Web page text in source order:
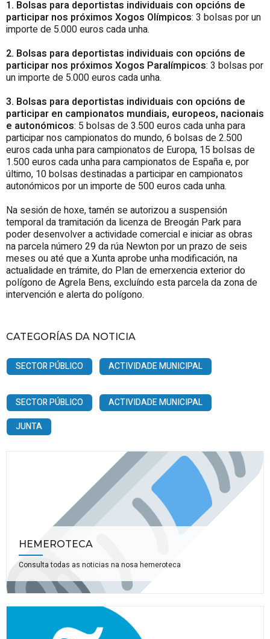
1. Bolsas para deportistas individuais con opcións de
participar nos próximos Xogos Olímpicos: 3 bolsas por un
importe de 5.000 euros cada unha.
2. Bolsas para deportistas individuais con opcións de
participar nos próximos Xogos Paralímpicos: 3 bolsas por
un importe de 5.000 euros cada unha.
3. Bolsas para deportistas individuais con opcións de
participar en campionatos mundiais, europeos, nacionais
e autonómicos: 5 bolsas de 3.500 euros cada unha para
participar nos campionatos do mundo, 6 bolsas de 2.500
euros cada unha para campionatos de Europa, 15 bolsas de
1.500 euros cada unha para campionatos de España e, por
último, 10 bolsas destinadas a participar en campionatos
autonómicos por un importe de 500 euros cada unha.
Na sesión de hoxe, tamén se autorizou a suspensión
temporal da tramitación da licenza de Breogán Park para
poder desenvolver a actividade comercial e iniciar as obras
na parcela número 29 da rúa Newton por un prazo de seis
meses ou até que a Xunta aprobe unha modificación, na
actualidade en trámite, do Plan de emerxencia exterior do
polígono de Agrela Bens, excluíndo esta parcela da zona de
intervención e alerta do polígono.
CATEGORÍAS DA NOTICIA
SECTOR PÚBLICO ACTIVIDADE MUNICIPAL
SECTOR PÚBLICO
ACTIVIDADE MUNICIPAL
JUNTA
HEMEROTECA
Consulta todas as noticias na nosa hemeroteca